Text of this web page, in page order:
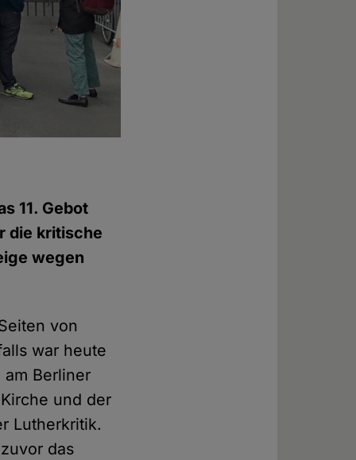
11. Gebot
die kritische
wegen
von
war heute
Berliner
und der
Lutherkritik.
das